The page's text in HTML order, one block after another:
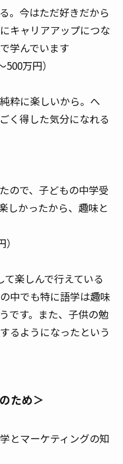
。今はただ好きだから
キャリアアップにつな
学んでいます
万円）
粋に楽しいから。へ
く得した気分になれる
ので、子どもの中学受
しかったから、趣味と
楽しんで行えている
中でも特に語学は趣味
です。また、子供の勉
るようになったという
ため＞
とマーケティングの知